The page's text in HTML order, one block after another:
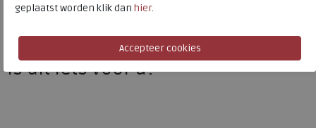
Naar alleECCO sneakers / veterschoenen
Is dit iets voor u?
geplaatst worden klik dan hier.